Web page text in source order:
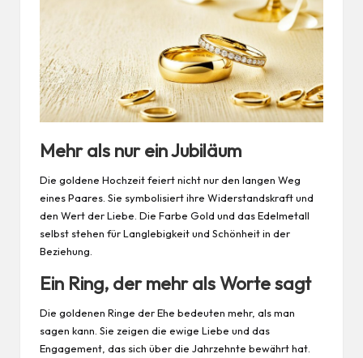
Mehr als nur ein Jubiläum
Die goldene Hochzeit feiert nicht nur den langen Weg
eines Paares. Sie symbolisiert ihre Widerstandskraft und
den Wert der Liebe. Die Farbe Gold und das Edelmetall
selbst stehen für Langlebigkeit und Schönheit in der
Beziehung.
Ein Ring, der mehr als Worte sagt
Die goldenen Ringe der Ehe bedeuten mehr, als man
sagen kann. Sie zeigen die ewige Liebe und das
Engagement, das sich über die Jahrzehnte bewährt hat.